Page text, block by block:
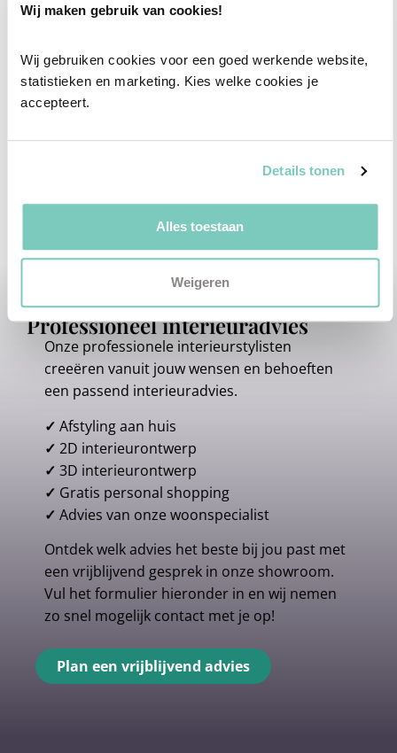
Wij maken gebruik van cookies!
Wij gebruiken cookies voor een goed werkende website,
statistieken en marketing. Kies welke cookies je
accepteert.
Details tonen
Alles toestaan
Weigeren
Professioneel interieuradvies
Onze professionele interieurstylisten
creeëren vanuit jouw wensen en behoeften
een passend interieuradvies.
✓ Afstyling aan huis
✓ 2D interieurontwerp
✓ 3D interieurontwerp
✓ Gratis personal shopping
✓ Advies van onze woonspecialist
Ontdek welk advies het beste bij jou past met
een vrijblijvend gesprek in onze showroom.
Vul het formulier hieronder in en wij nemen
zo snel mogelijk contact met je op!
Plan een vrijblijvend advies